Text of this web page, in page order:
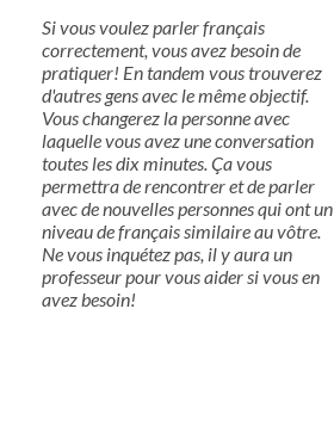
Si vous voulez parler français
correctement, vous avez besoin de
pratiquer! En tandem vous trouverez
d'autres gens avec le même objectif.
Vous changerez la personne avec
laquelle vous avez une conversation
toutes les dix minutes. Ça vous
permettra de rencontrer et de parler
avec de nouvelles personnes qui ont un
niveau de français similaire au vôtre.
Ne vous inquétez pas, il y aura un
professeur pour vous aider si vous en
avez besoin!